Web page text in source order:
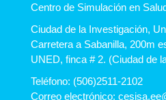
Centro de Simulación en
Ciudad de la Investigación,
Carretera a Sabanilla, 200m
UNED, finca # 2. (Ciudad de
Teléfono: (506)2511-2102
Correo electrónico: